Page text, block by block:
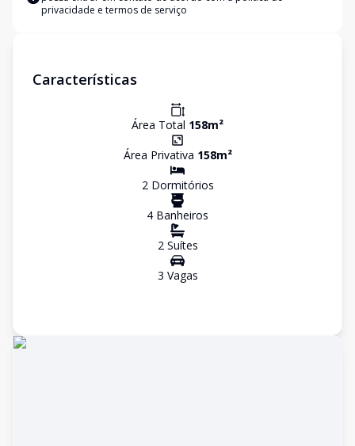
privacidade e termos de serviço
Características
Área Total 158m²
Área Privativa 158m²
2Dormitórios
4 Banheiros
2Suítes
3 Vagas